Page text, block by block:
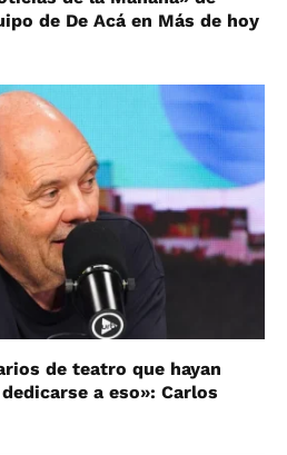
de De Acá en Más de hoy
de teatro que hayan
a eso»: Carlos